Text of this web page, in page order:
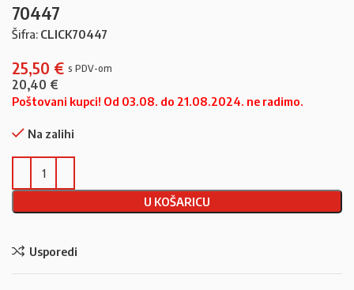
70447
Šifra: CLICK70447
25,50 €
20,40 €
Poštovani kupci! Od 03.08. do 21.08.2024. ne radimo.
Na zalihi
U KOŠARICU
Usporedi